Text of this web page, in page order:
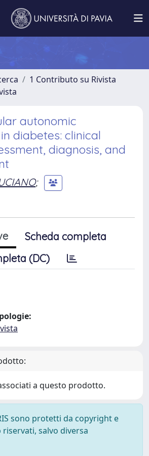
1 Contributo su Rivista
autonomic
diabetes: clinical
diagnosis, and
;
Scheda completa
(DC)
a questo prodotto.
sono protetti da copyright e
salvo diversa